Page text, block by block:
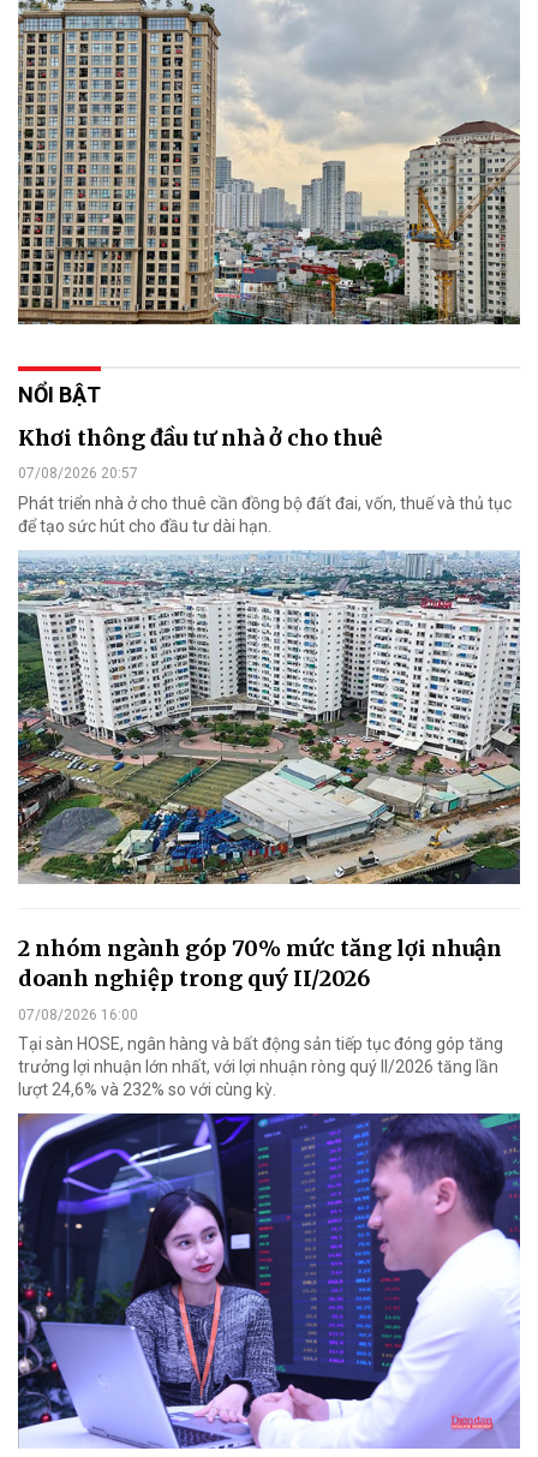
NỔI BẬT
Khơi thông đầu tư nhà ở cho thuê
07/08/2026 20:57
Phát triển nhà ở cho thuê cần đồng bộ đất đai, vốn, thuế và thủ tục
để tạo sức hút cho đầu tư dài hạn.
2 nhóm ngành góp 70% mức tăng lợi nhuận
doanh nghiệp trong quý II/2026
07/08/2026 16:00
Tại sàn HOSE, ngân hàng và bất động sản tiếp tục đóng góp tăng
trưởng lợi nhuận lớn nhất, với lợi nhuận ròng quý II/2026 tăng lần
lượt 24,6% và 232% so với cùng kỳ.